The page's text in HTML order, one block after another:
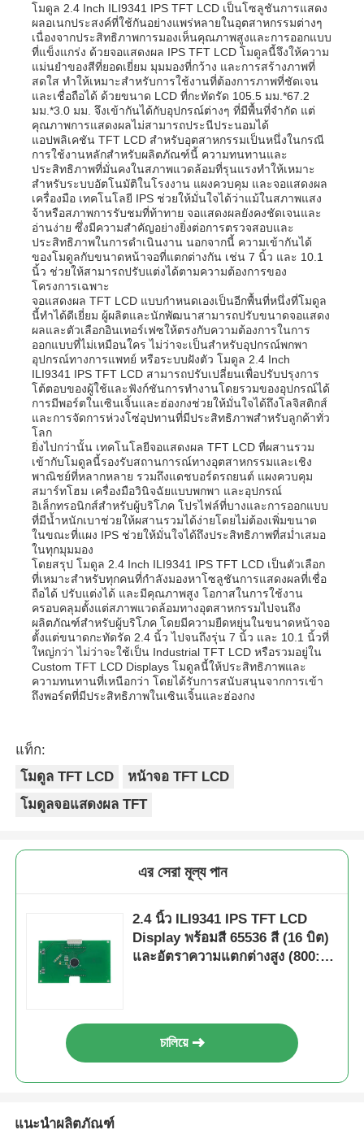
โมดูล 2.4 Inch ILI9341 IPS TFT LCD เป็นโซลูชันการแสดง
ผลอเนกประสงค์ที่ใช้กันอย่างแพร่หลายในอุตสาหกรรมต่างๆ
เนื่องจากประสิทธิภาพการมองเห็นคุณภาพสูงและการออกแบบ
ที่แข็งแกร่ง ด้วยจอแสดงผล IPS TFT LCD โมดูลนี้จึงให้ความ
แม่นยำของสีที่ยอดเยี่ยม มุมมองที่กว้าง และการสร้างภาพที่
สดใส ทำให้เหมาะสำหรับการใช้งานที่ต้องการภาพที่ชัดเจน
และเชื่อถือได้ ด้วยขนาด LCD ที่กะทัดรัด 105.5 มม.*67.2
มม.*3.0 มม. จึงเข้ากันได้กับอุปกรณ์ต่างๆ ที่มีพื้นที่จำกัด แต่
คุณภาพการแสดงผลไม่สามารถประนีประนอมได้
แอปพลิเคชัน TFT LCD สำหรับอุตสาหกรรมเป็นหนึ่งในกรณี
การใช้งานหลักสำหรับผลิตภัณฑ์นี้ ความทนทานและ
ประสิทธิภาพที่มั่นคงในสภาพแวดล้อมที่รุนแรงทำให้เหมาะ
สำหรับระบบอัตโนมัติในโรงงาน แผงควบคุม และจอแสดงผล
เครื่องมือ เทคโนโลยี IPS ช่วยให้มั่นใจได้ว่าแม้ในสภาพแสง
จ้าหรือสภาพการรับชมที่ท้าทาย จอแสดงผลยังคงชัดเจนและ
อ่านง่าย ซึ่งมีความสำคัญอย่างยิ่งต่อการตรวจสอบและ
ประสิทธิภาพในการดำเนินงาน นอกจากนี้ ความเข้ากันได้
ของโมดูลกับขนาดหน้าจอที่แตกต่างกัน เช่น 7 นิ้ว และ 10.1
นิ้ว ช่วยให้สามารถปรับแต่งได้ตามความต้องการของ
โครงการเฉพาะ
จอแสดงผล TFT LCD แบบกำหนดเองเป็นอีกพื้นที่หนึ่งที่โมดูล
นี้ทำได้ดีเยี่ยม ผู้ผลิตและนักพัฒนาสามารถปรับขนาดจอแสดง
ผลและตัวเลือกอินเทอร์เฟซให้ตรงกับความต้องการในการ
ออกแบบที่ไม่เหมือนใคร ไม่ว่าจะเป็นสำหรับอุปกรณ์พกพา
อุปกรณ์ทางการแพทย์ หรือระบบฝังตัว โมดูล 2.4 Inch
ILI9341 IPS TFT LCD สามารถปรับเปลี่ยนเพื่อปรับปรุงการ
โต้ตอบของผู้ใช้และฟังก์ชันการทำงานโดยรวมของอุปกรณ์ได้
การมีพอร์ตในเซินเจิ้นและฮ่องกงช่วยให้มั่นใจได้ถึงโลจิสติกส์
และการจัดการห่วงโซ่อุปทานที่มีประสิทธิภาพสำหรับลูกค้าทั่ว
โลก
ยิ่งไปกว่านั้น เทคโนโลยีจอแสดงผล TFT LCD ที่ผสานรวม
เข้ากับโมดูลนี้รองรับสถานการณ์ทางอุตสาหกรรมและเชิง
พาณิชย์ที่หลากหลาย รวมถึงแดชบอร์ดรถยนต์ แผงควบคุม
สมาร์ทโฮม เครื่องมือวินิจฉัยแบบพกพา และอุปกรณ์
อิเล็กทรอนิกส์สำหรับผู้บริโภค โปรไฟล์ที่บางและการออกแบบ
ที่มีน้ำหนักเบาช่วยให้ผสานรวมได้ง่ายโดยไม่ต้องเพิ่มขนาด
ในขณะที่แผง IPS ช่วยให้มั่นใจได้ถึงประสิทธิภาพที่สม่ำเสมอ
ในทุกมุมมอง
โดยสรุป โมดูล 2.4 Inch ILI9341 IPS TFT LCD เป็นตัวเลือก
ที่เหมาะสำหรับทุกคนที่กำลังมองหาโซลูชันการแสดงผลที่เชื่อ
ถือได้ ปรับแต่งได้ และมีคุณภาพสูง โอกาสในการใช้งาน
ครอบคลุมตั้งแต่สภาพแวดล้อมทางอุตสาหกรรมไปจนถึง
ผลิตภัณฑ์สำหรับผู้บริโภค โดยมีความยืดหยุ่นในขนาดหน้าจอ
ตั้งแต่ขนาดกะทัดรัด 2.4 นิ้ว ไปจนถึงรุ่น 7 นิ้ว และ 10.1 นิ้วที่
ใหญ่กว่า ไม่ว่าจะใช้เป็น Industrial TFT LCD หรือรวมอยู่ใน
Custom TFT LCD Displays โมดูลนี้ให้ประสิทธิภาพและ
ความทนทานที่เหนือกว่า โดยได้รับการสนับสนุนจากการเข้า
ถึงพอร์ตที่มีประสิทธิภาพในเซินเจิ้นและฮ่องกง
แท็ก:
โมดูล TFT LCD
หน้าจอ TFT LCD
โมดูลจอแสดงผล TFT
এর সেরা মূল্য পান
2.4 นิ้ว ILI9341 IPS TFT LCD
Display พร้อมสี 65536 สี (16 บิต)
และอัตราความแตกต่างสูง (800: 1
চালিয়ে
แนะนำผลิตภัณฑ์